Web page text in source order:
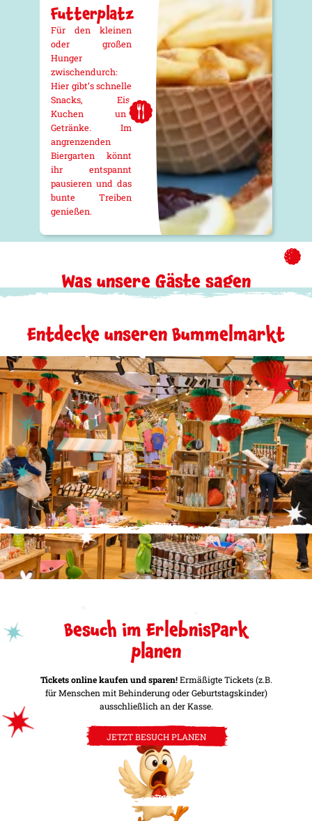
Futterplatz
Für den kleinen
oder großen
Hunger
zwischendurch:
Hier gibt’s schnelle
Snacks, Eis,
Kuchen und
Getränke. Im
angrenzenden
Biergarten könnt
ihr entspannt
pausieren und das
bunte Treiben
genießen.
Was unsere Gäste sagen
Entdecke unseren Bummelmarkt
Besuch im ErlebnisPark
planen
Tickets online kaufen und sparen!Ermäßigte Tickets (z.B.
für Menschen mit Behinderung oder Geburtstagskinder)
ausschließlich an der Kasse.
JETZT BESUCH PLANEN